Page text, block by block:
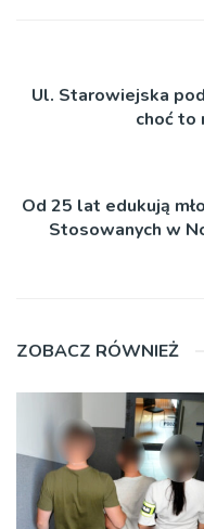
Ul. Starowiejska
choć to
Od 25 lat edukują
Stosowanych w
ZOBACZ RÓWNIEŻ